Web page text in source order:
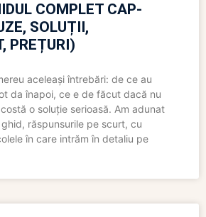
COMPLET CAP-
SOLUȚII,
PREȚURI)
aceleași întrebări: de ce au
da înapoi, ce e de făcut dacă nu
o soluție serioasă. Am adunat
răspunsurile pe scurt, cu
în care intrăm în detaliu pe